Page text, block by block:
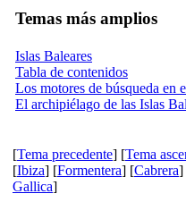
Temas más amplios
Islas Baleares
Tabla de contenidos
Los motores de búsqueda en
El archipiélago de las Islas
[Tema precedente] [Tema
[Ibiza] [Formentera] [Cabrera]
Gallica]